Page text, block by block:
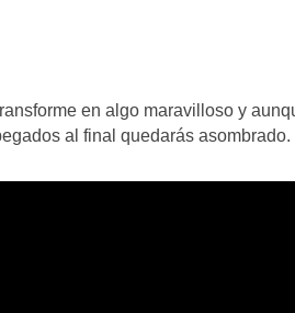
en algo maravilloso y
al final quedarás asombrado.